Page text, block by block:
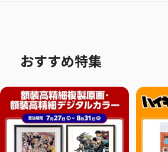
おすすめ特集